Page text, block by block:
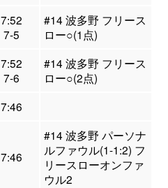
7:52
7-5
#14 波多野 フリース
ロー○(1点)
7:52
7-6
#14 波多野 フリース
ロー○(2点)
7:46
7:46
#14 波多野 パーソナ
ルファウル(1-1:2) フ
リースローオンファ
ウル2